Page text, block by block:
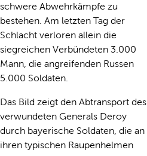
schwere Abwehrkämpfe zu
bestehen. Am letzten Tag der
Schlacht verloren allein die
siegreichen Verbündeten 3.000
Mann, die angreifenden Russen
5.000 Soldaten.
Das Bild zeigt den Abtransport des
verwundeten Generals Deroy
durch bayerische Soldaten, die an
ihren typischen Raupenhelmen